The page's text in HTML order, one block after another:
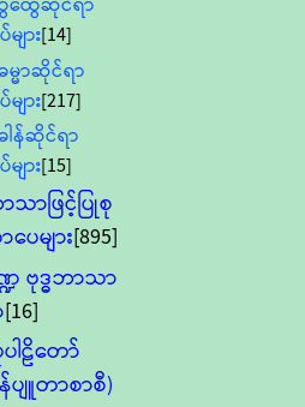
ျား[14]
မာဆိုင်ရာ
ျား[217]
န်ဆိုင်ရာ
ျား[15]
ာဖြင့်ပြုစု
ေများ[895]
ဗုဒ္ဓဘာသာ
[16]
ါဠိတော်
ပျူတာစာစီ)